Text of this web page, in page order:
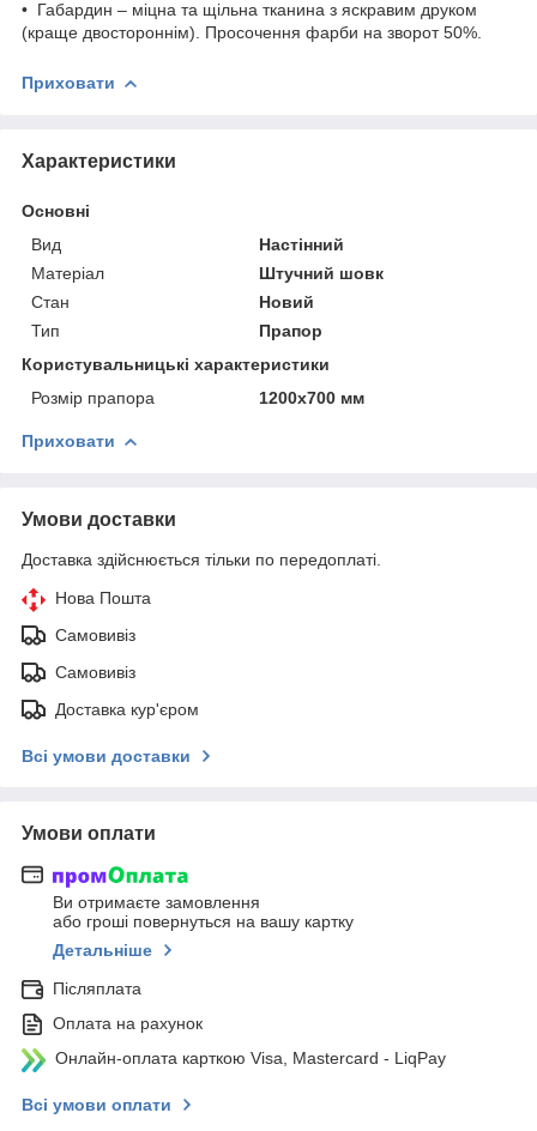
• Габардин – міцна та щільна тканина з яскравим друком
(краще двостороннім). Просочення фарби на зворот 50%.
Приховати
Характеристики
Основні
Вид
Настінний
Матеріал
Штучний шовк
Стан
Новий
Тип
Прапор
Користувальницькі характеристики
Розмір прапора
1200х700 мм
Приховати
Умови доставки
Доставка здійснюється тільки по передоплаті.
Нова Пошта
Самовивіз
Самовивіз
Доставка кур'єром
Всі умови доставки
Умови оплати
Ви отримаєте замовлення
або гроші повернуться на вашу картку
Детальніше
Післяплата
Оплата на рахунок
Онлайн-оплата карткою Visa, Mastercard - LiqPay
Всі умови оплати